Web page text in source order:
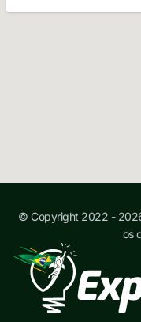
© Copyright 2022 -
os